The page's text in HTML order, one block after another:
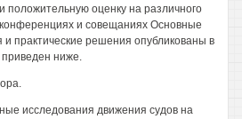
положительную оценку на различного
и совещаниях Основные
практические решения опубликованы в
приведен ниже.
исследования движения судов на